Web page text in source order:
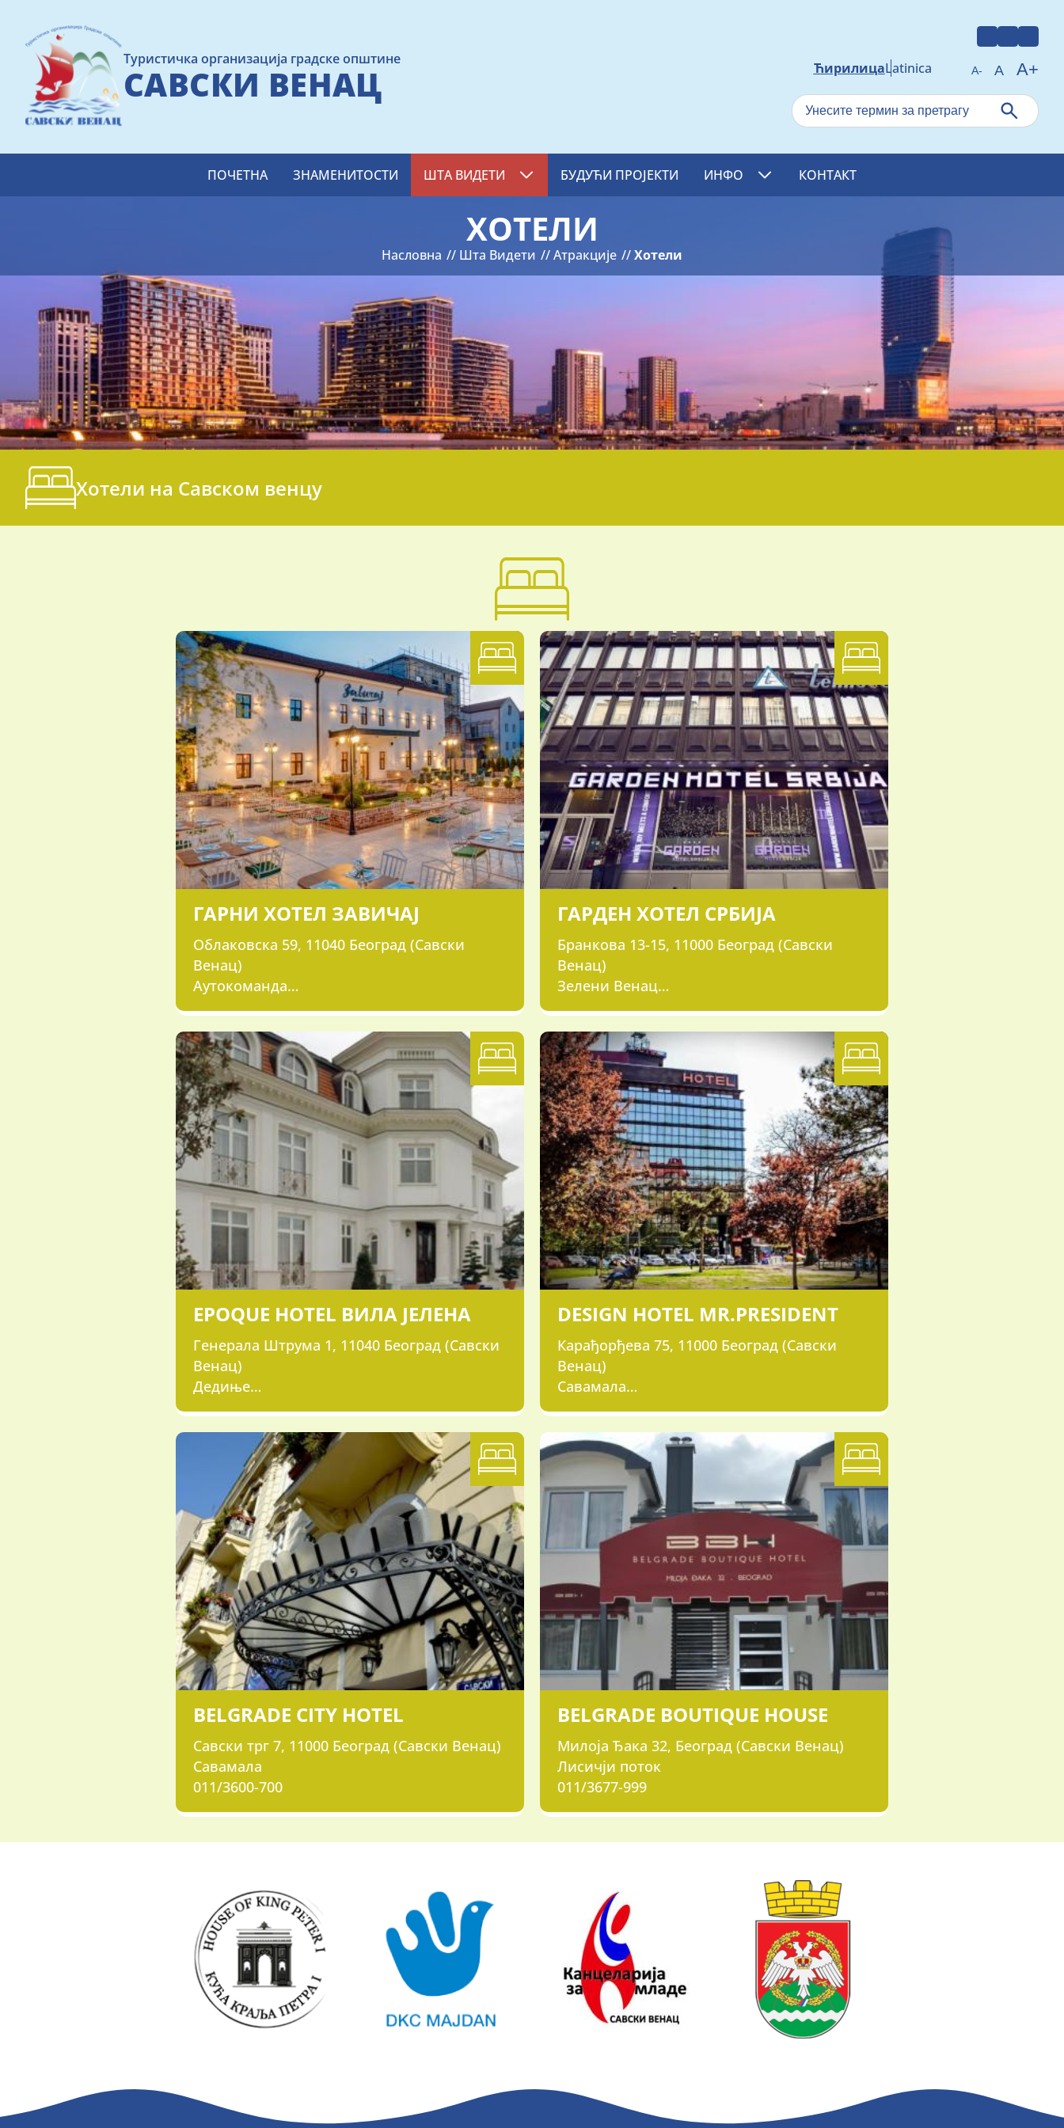
main
content
Туристичка организација градске општине
САВСКИ ВЕНАЦ ЋирилицаLatinica A- A A+
navigation
ПОЧЕТНА ЗНАМЕНИТОСТИ ШТА ВИДЕТИ
Show
БУДУЋИ ПРОЈЕКТИ ИНФО
Show
КОНТАКТ
ХОТЕЛИ
Насловна Шта Видети Атракције Хотели
Хотели на Савском венцу
ГАРНИ ХОТЕЛ ЗАВИЧАЈ
Облаковска 59, 11040 Београд (Савски
Венац)
Аутокоманда
011/2626-150
ГАРДЕН ХОТЕЛ СРБИЈА
Бранкова 13-15, 11000 Београд (Савски
Венац)
Зелени Венац
011/2633-323
EPOQUE HOTEL ВИЛА ЈЕЛЕНА
Генерала Штрума 1, 11040 Београд (Савски
Венац)
Дедиње
011/306-6509
DESIGN HOTEL MR.PRESIDENT
Карађорђева 75, 11000 Београд (Савски
Венац)
Савамала
011/360-2222
BELGRADE CITY HOTEL
Савски трг 7, 11000 Београд (Савски Венац)
Савамала
011/3600-700
BELGRADE BOUTIQUE HOUSE
Милоја Ђака 32, Београд (Савски Венац)
Лисичји поток
011/3677-999